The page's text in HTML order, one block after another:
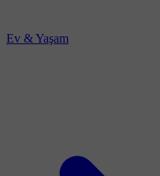
Ev & Yaşam